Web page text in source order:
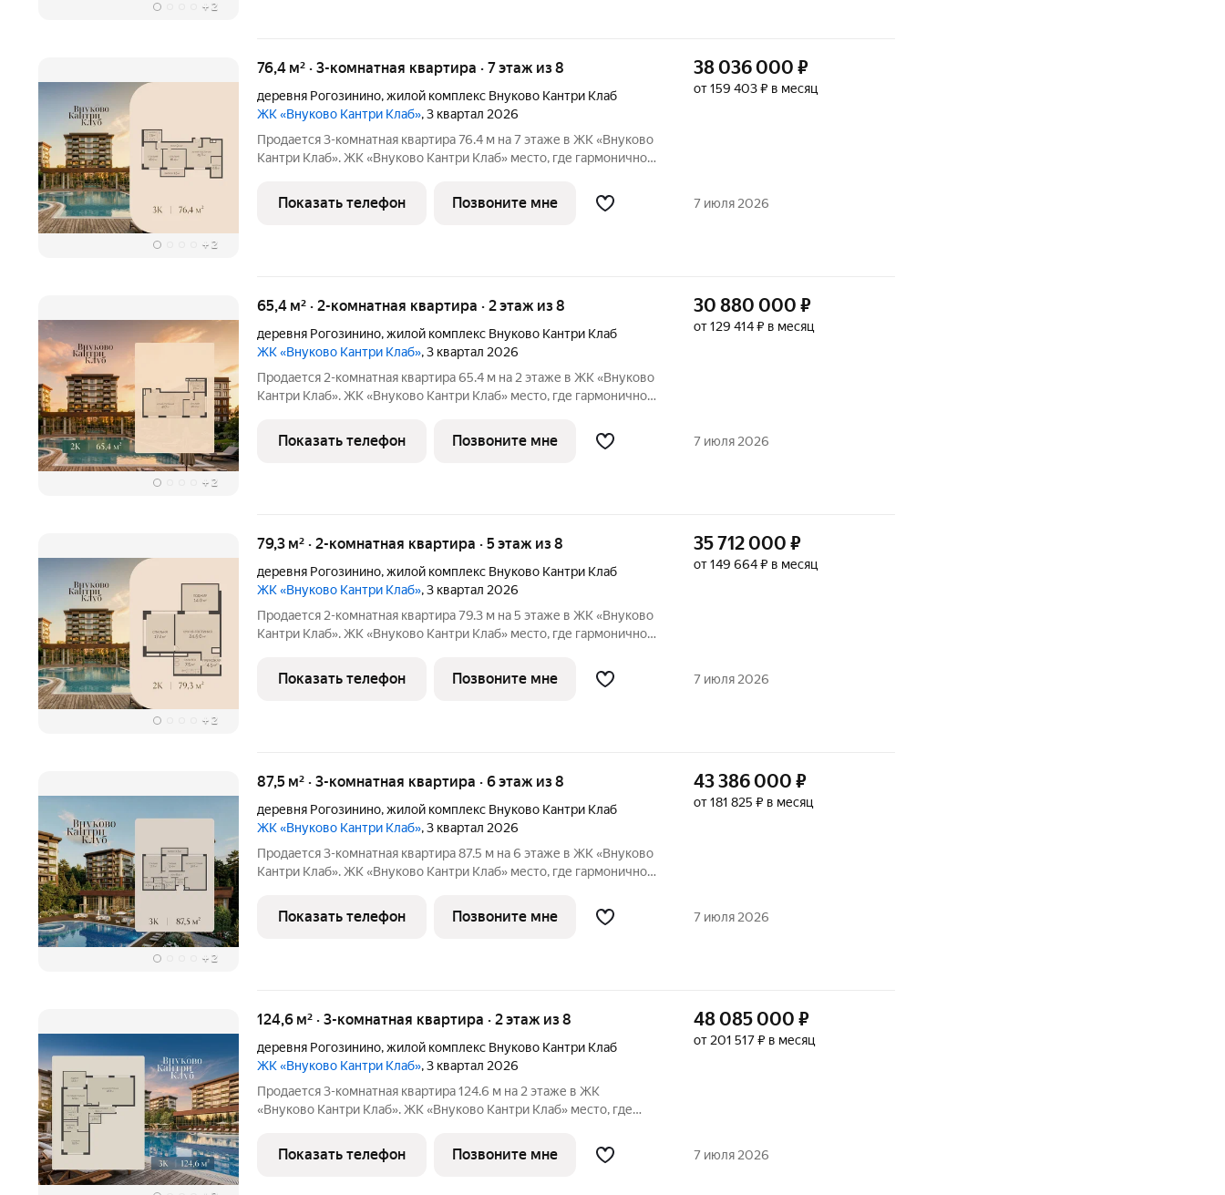
+ 2
+ 2
76,4 м² · 3-комнатная квартира · 7 этаж из 8
деревня Рогозинино,жилой комплекс Внуково Кантри Клаб
ЖК «Внуково Кантри Клаб», 3 квартал 2026
Продается 3-комнатная квартира 76.4 м на 7 этаже в ЖК «Внуково
Кантри Клаб». ЖК «Внуково Кантри Клаб» место, где гармонично
мегаполиса. Пространство, созданное для тех, кто ценит
уединение,
38 036 000 ₽
от 159 403 ₽ в месяц
Показать телефон Позвоните мне 7 июля 2026
+ 2
65,4 м² · 2-комнатная квартира · 2 этаж из 8
деревня Рогозинино,жилой комплекс Внуково Кантри Клаб
ЖК «Внуково Кантри Клаб», 3 квартал 2026
Продается 2-комнатная квартира 65.4 м на 2 этаже в ЖК «Внуково
Кантри Клаб». ЖК «Внуково Кантри Клаб» место, где гармонично
мегаполиса. Пространство, созданное для тех, кто ценит
уединение,
30 880 000 ₽
от 129 414 ₽ в месяц
Показать телефон Позвоните мне 7 июля 2026
+ 2
79,3 м² · 2-комнатная квартира · 5 этаж из 8
деревня Рогозинино,жилой комплекс Внуково Кантри Клаб
ЖК «Внуково Кантри Клаб», 3 квартал 2026
Продается 2-комнатная квартира 79.3 м на 5 этаже в ЖК «Внуково
Кантри Клаб». ЖК «Внуково Кантри Клаб» место, где гармонично
мегаполиса. Пространство, созданное для тех, кто ценит
уединение,
35 712 000 ₽
от 149 664 ₽ в месяц
Показать телефон Позвоните мне 7 июля 2026
+ 2
87,5 м² · 3-комнатная квартира · 6 этаж из 8
деревня Рогозинино,жилой комплекс Внуково Кантри Клаб
ЖК «Внуково Кантри Клаб», 3 квартал 2026
Продается 3-комнатная квартира 87.5 м на 6 этаже в ЖК «Внуково
Кантри Клаб». ЖК «Внуково Кантри Клаб» место, где гармонично
мегаполиса. Пространство, созданное для тех, кто ценит
уединение,
43 386 000 ₽
от 181 825 ₽ в месяц
Показать телефон Позвоните мне 7 июля 2026
124,6 м² · 3-комнатная квартира · 2 этаж из 8
деревня Рогозинино,жилой комплекс Внуково Кантри Клаб
ЖК «Внуково Кантри Клаб», 3 квартал 2026
Продается 3-комнатная квартира 124.6 м на 2 этаже в ЖК
«Внуково Кантри Клаб». ЖК «Внуково Кантри Клаб» место, где
современного мегаполиса. Пространство, созданное для тех, кто
ценит уединение,
48 085 000 ₽
от 201 517 ₽ в месяц
Показать телефон Позвоните мне 7 июля 2026